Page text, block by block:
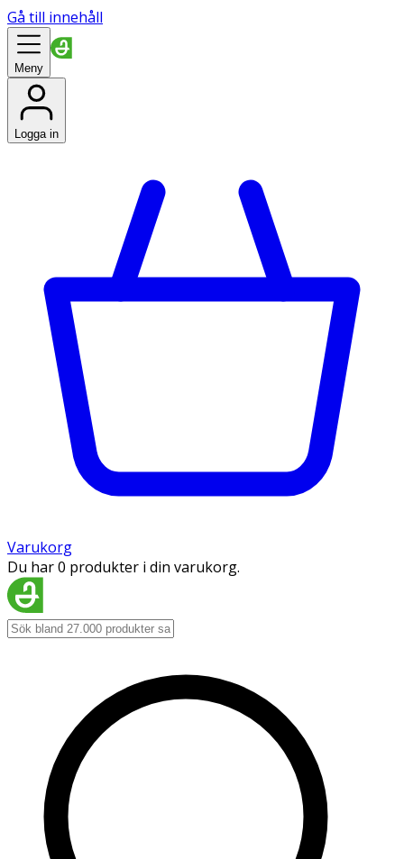
Gå till innehåll
Meny
Logga in
Varukorg
Du har 0 produkter i din varukorg.